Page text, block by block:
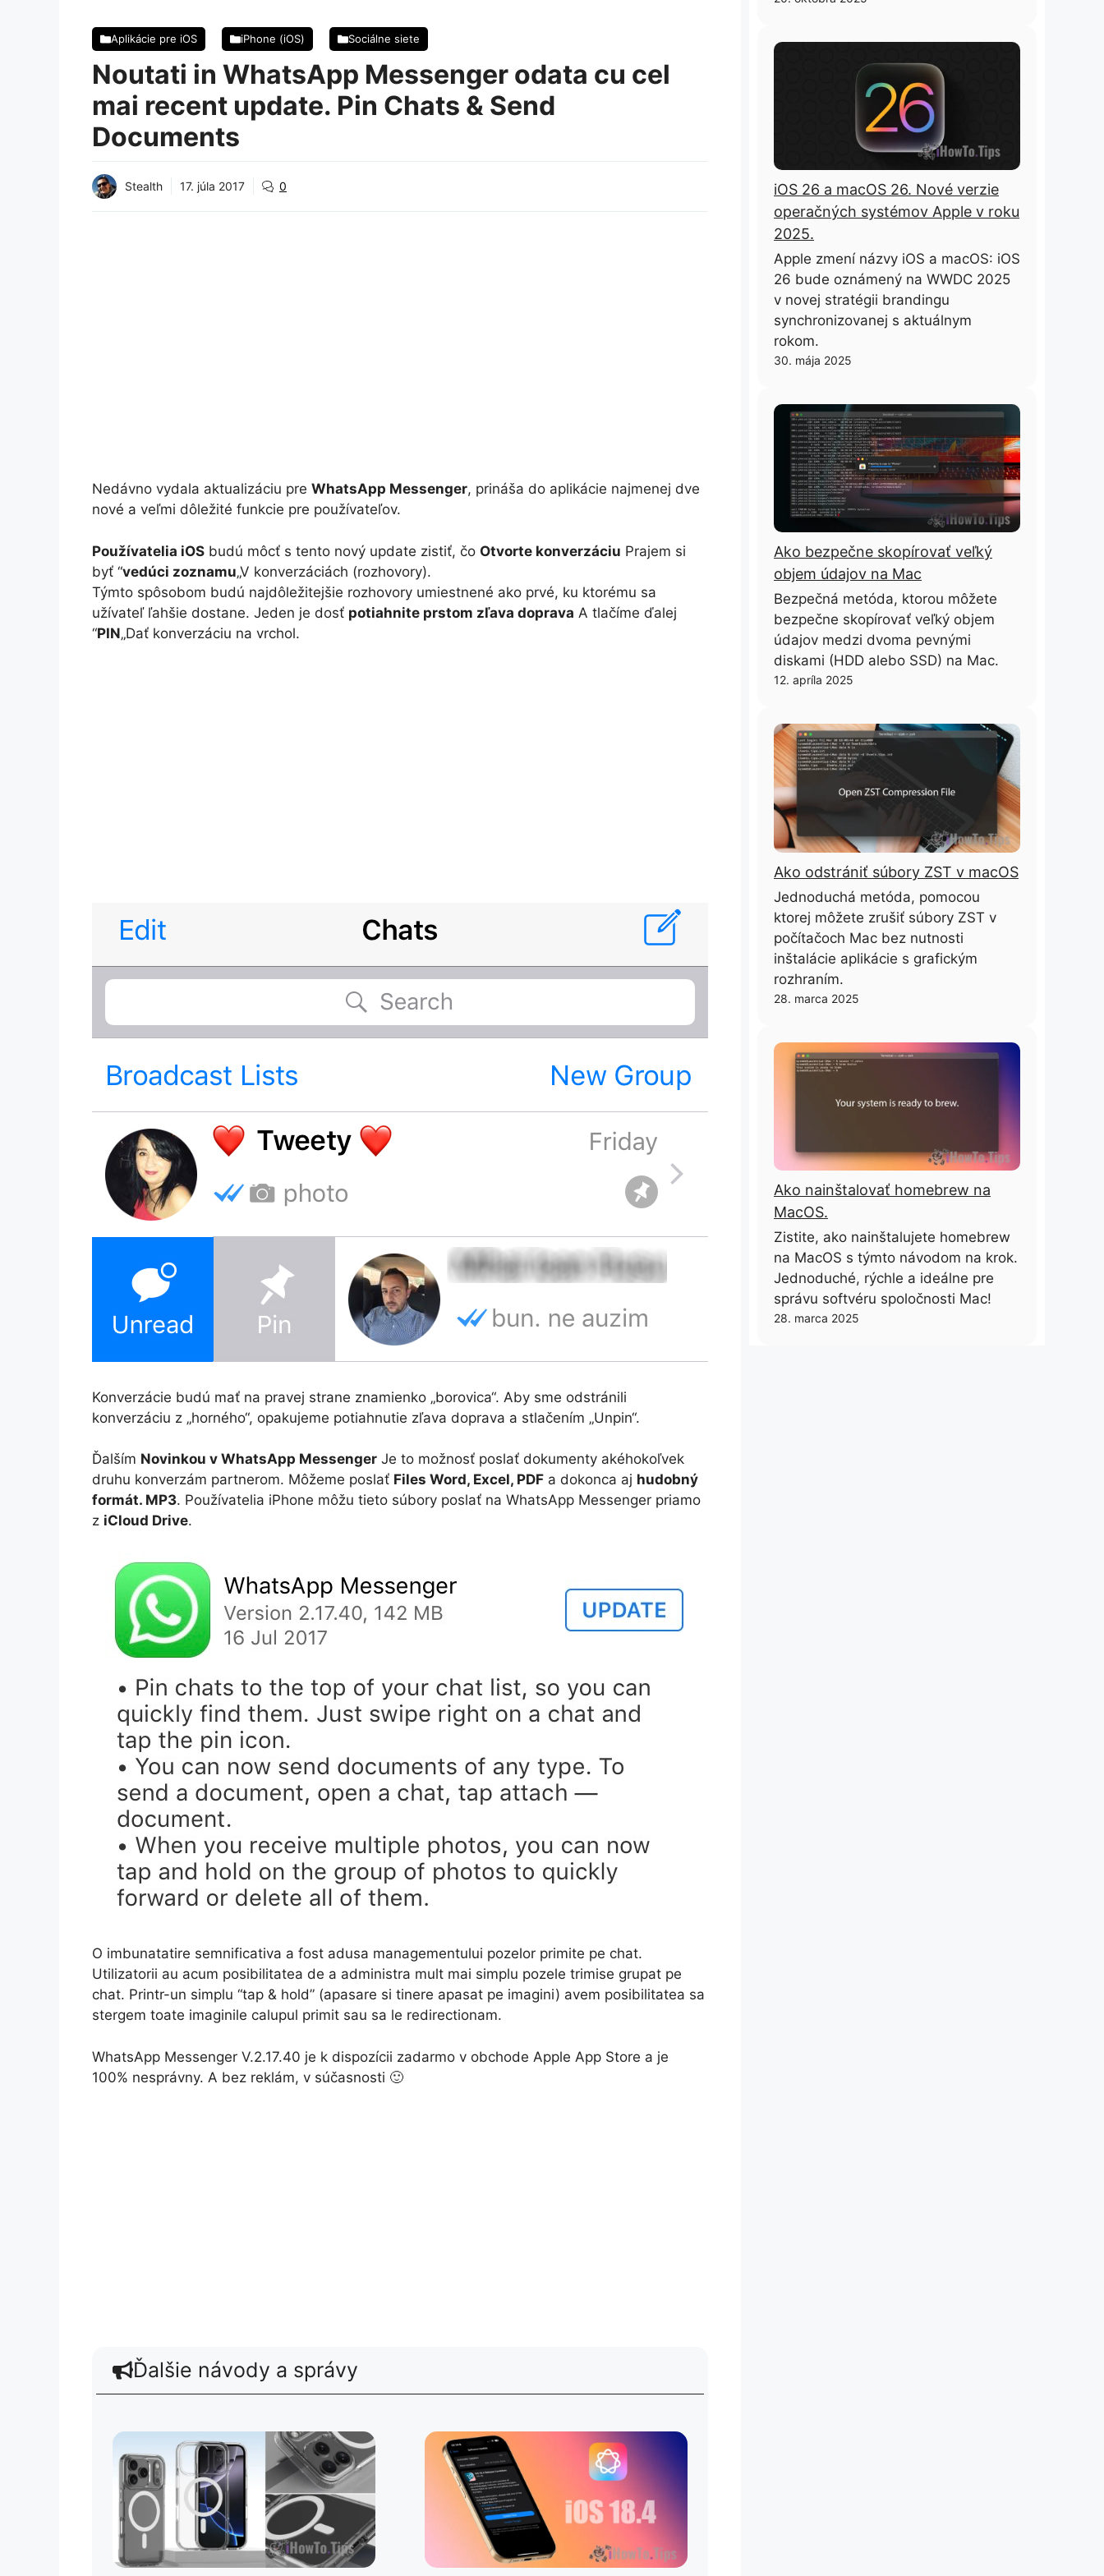
Aplikácie pre iOS iPhone (iOS) Sociálne siete
Noutati in WhatsApp Messenger odata cu cel
mai recent update. Pin Chats & Send
Documents
Stealth 17. júla 2017 0
Nedávno vydala aktualizáciu pre WhatsApp Messenger, prináša do aplikácie najmenej dve
nové a veľmi dôležité funkcie pre používateľov.
Používatelia iOS budú môcť s tento nový update zistiť, čo Otvorte konverzáciu Prajem si
byť “vedúci zoznamu„V konverzáciách (rozhovory).
Týmto spôsobom budú najdôležitejšie rozhovory umiestnené ako prvé, ku ktorému sa
užívateľ ľahšie dostane. Jeden je dosť potiahnite prstom zľava doprava A tlačíme ďalej
“PIN„Dať konverzáciu na vrchol.
Konverzácie budú mať na pravej strane znamienko „borovica“. Aby sme odstránili
konverzáciu z „horného“, opakujeme potiahnutie zľava doprava a stlačením „Unpin“.
Ďalším Novinkou v WhatsApp Messenger Je to možnosť poslať dokumenty akéhokoľvek
druhu konverzám partnerom. Môžeme poslať Files Word, Excel, PDF a dokonca aj hudobný
formát. MP3. Používatelia iPhone môžu tieto súbory poslať na WhatsApp Messenger priamo
z iCloud Drive.
O imbunatatire semnificativa a fost adusa managementului pozelor primite pe chat.
Utilizatorii au acum posibilitatea de a administra mult mai simplu pozele trimise grupat pe
chat. Printr-un simplu “tap & hold” (apasare si tinere apasat pe imagini) avem posibilitatea sa
stergem toate imaginile calupul primit sau sa le redirectionam.
WhatsApp Messenger V.2.17.40 je k dispozícii zadarmo v obchode Apple App Store a je
100% nesprávny. A bez reklám, v súčasnosti 🙂
Ďalšie návody a správy
iOS 26 a macOS 26. Nové verzie
operačných systémov Apple v roku
2025.
Apple zmení názvy iOS a macOS: iOS
26 bude oznámený na WWDC 2025
v novej stratégii brandingu
synchronizovanej s aktuálnym
rokom.
30. mája 2025
Ako bezpečne skopírovať veľký
objem údajov na Mac
Bezpečná metóda, ktorou môžete
bezpečne skopírovať veľký objem
údajov medzi dvoma pevnými
diskami (HDD alebo SSD) na Mac.
12. apríla 2025
Ako odstrániť súbory ZST v macOS
Jednoduchá metóda, pomocou
ktorej môžete zrušiť súbory ZST v
počítačoch Mac bez nutnosti
inštalácie aplikácie s grafickým
rozhraním.
28. marca 2025
Ako nainštalovať homebrew na
MacOS.
Zistite, ako nainštalujete homebrew
na MacOS s týmto návodom na krok.
Jednoduché, rýchle a ideálne pre
správu softvéru spoločnosti Mac!
28. marca 2025